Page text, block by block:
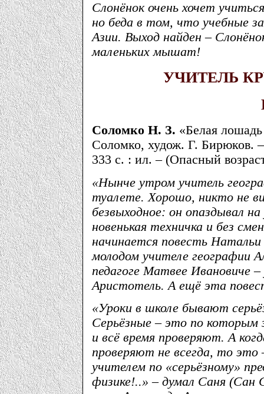
Слонёнок очень хочет
но беда в том, что учебные
Азии. Выход найден –
маленьких мышат!
УЧИТЕЛЬ
Соломко Н. З. «Белая
Соломко, худож. Г. Бирюков.
333 с. : ил. – (Опасный
«Нынче утром учитель
туалете. Хорошо, никто не
безвыходное: он опаздывал
новенькая техничка и без
начинается повесть
молодом учителе географии
педагоге Матвее Ивановиче
Аристотель. А ещё эта
«Уроки в школе бывают
Серьёзные – это по которым
и всё время проверяют. А
проверяют не всегда, то
учителем по «серьёзному»
физике!..» – думал Саня (Сан